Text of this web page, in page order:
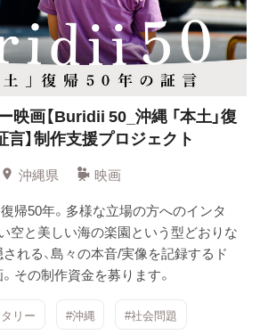
映画【Buridii 50_沖縄 「本土」復
言】制作支援プロジェクト
沖縄県
映画
復帰50年。多様な立場の方へのインタ
空と美しい海の楽園という型どおりな
れる、島々の本音/実像を記録するド
その制作資金を募ります。
リー #沖縄 #社会問題